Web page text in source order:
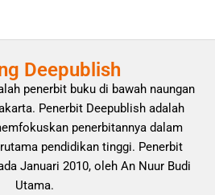
Deepublish
penerbit buku di bawah naungan
Penerbit Deepublish adalah
penerbitannya dalam
pendidikan tinggi. Penerbit
Januari 2010, oleh An Nuur Budi
Utama.